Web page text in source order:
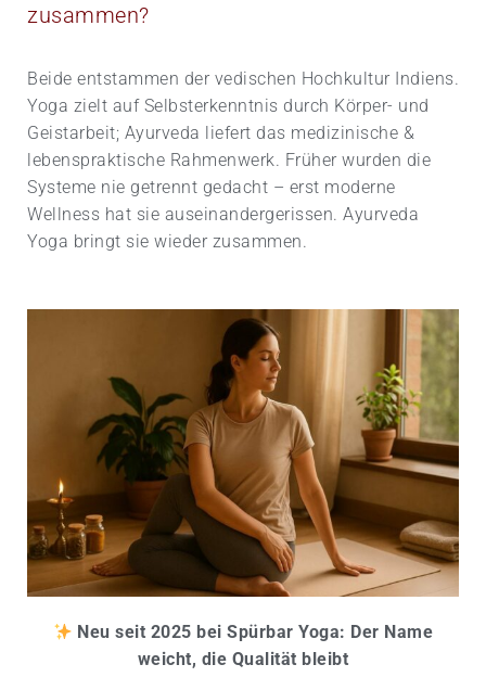
zusammen?
Beide entstammen der vedischen Hochkultur Indiens.
Yoga zielt auf Selbsterkenntnis durch Körper- und
Geist­arbeit; Ayurveda liefert das medizinische &
lebens­praktische Rahmenwerk. Früher wurden die
Systeme nie getrennt gedacht – erst moderne
Wellness hat sie auseinandergerissen. Ayurveda
Yoga bringt sie wieder zusammen.
Neu seit 2025 bei Spürbar Yoga: Der Name
weicht, die Qualität bleibt